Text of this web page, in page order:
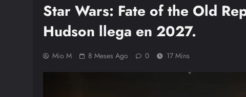
Star Wars: Fate of the Old
Hudson llega en 2027.
Mio M 8 Meses Ago 0 17 Mins